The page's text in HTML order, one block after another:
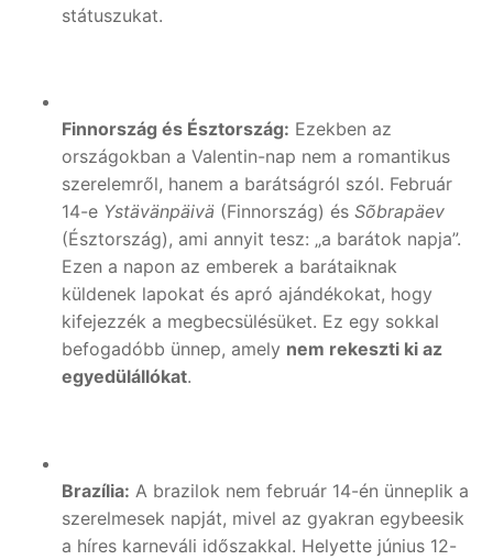
státuszukat.
Finnország és Észtország: Ezekben az
országokban a Valentin-nap nem a romantikus
szerelemről, hanem a barátságról szól. Február
14-e Ystävänpäivä (Finnország) és Sõbrapäev
(Észtország), ami annyit tesz: „a barátok napja”.
Ezen a napon az emberek a barátaiknak
küldenek lapokat és apró ajándékokat, hogy
kifejezzék a megbecsülésüket. Ez egy sokkal
befogadóbb ünnep, amely nem rekeszti ki az
egyedülállókat.
Brazília: A brazilok nem február 14-én ünneplik a
szerelmesek napját, mivel az gyakran egybeesik
a híres karneváli időszakkal. Helyette június 12-